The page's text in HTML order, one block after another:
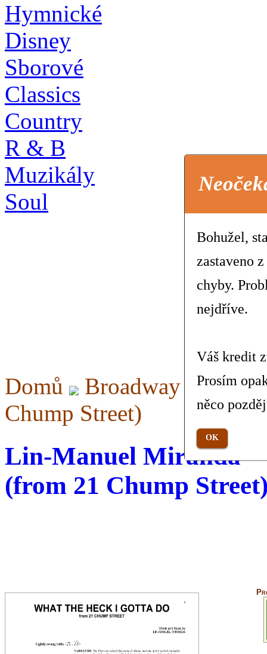
Hymnické
Disney
Sborové
Classics
Country
R & B
Muzikály
Soul
Domů Broadway
What
Chump Street)
Lin-Manuel Miranda -
(from 21 Chump
Bohužel,
zastaveno
chyby.
nejdříve.
Váš kredit
Prosím
něco
OK